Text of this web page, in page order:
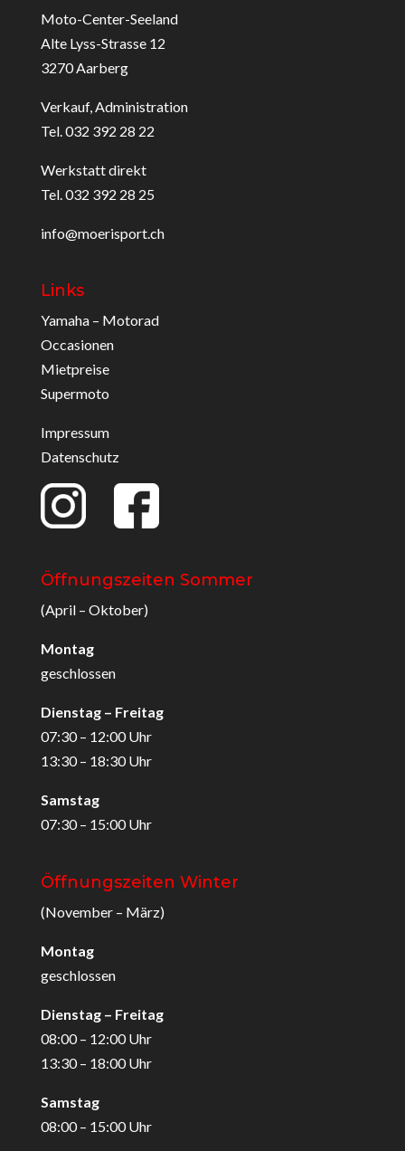
Moto-Center-Seeland
Alte Lyss-Strasse 12
3270 Aarberg
Verkauf, Administration
Tel. 032 392 28 22
Werkstatt direkt
Tel. 032 392 28 25
info@moerisport.ch
Links
Yamaha – Motorad
Occasionen
Mietpreise
Supermoto
Impressum
Datenschutz
Öffnungszeiten Sommer
(April – Oktober)
Montag
geschlossen
Dienstag – Freitag
07:30 – 12:00 Uhr
13:30 – 18:30 Uhr
Samstag
07:30 – 15:00 Uhr
Öffnungszeiten Winter
(November – März)
Montag
geschlossen
Dienstag – Freitag
08:00 – 12:00 Uhr
13:30 – 18:00 Uhr
Samstag
08:00 – 15:00 Uhr